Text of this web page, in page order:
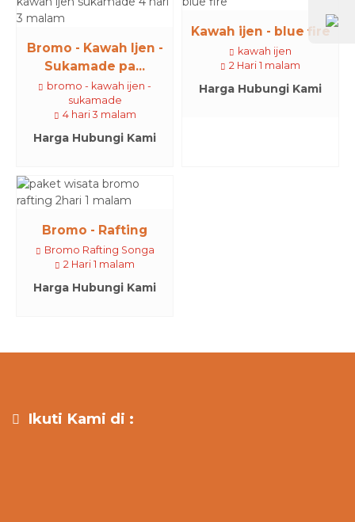
Bromo - Kawah Ijen -
Sukamade pa...
bromo - kawah ijen -
sukamade
4 hari 3 malam
Harga Hubungi Kami
Kawah ijen - blue fire
kawah ijen
2 Hari 1 malam
Harga Hubungi Kami
Bromo - Rafting
Bromo Rafting Songa
2 Hari 1 malam
Harga Hubungi Kami
Ikuti Kami di :